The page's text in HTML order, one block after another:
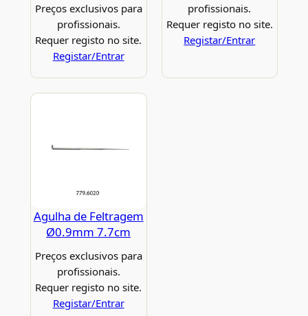
Preços exclusivos para
profissionais.
Requer registo no site.
Registar/Entrar
profissionais.
Requer registo no site.
Registar/Entrar
Agulha de Feltragem
Ø0.9mm 7.7cm
Preços exclusivos para
profissionais.
Requer registo no site.
Registar/Entrar